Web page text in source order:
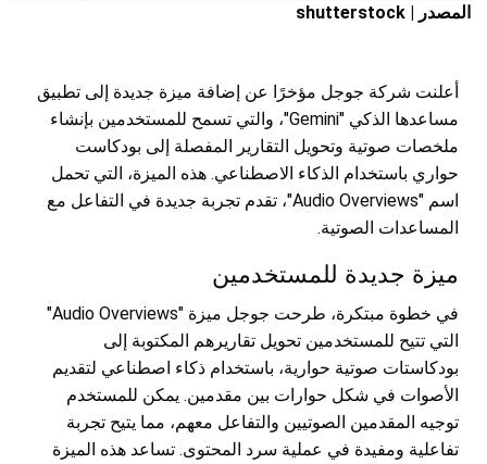
المصدر | shutterstock
أعلنت شركة جوجل مؤخرًا عن إضافة ميزة جديدة إلى تطبيق
مساعدها الذكي "Gemini"، والتي تسمح للمستخدمين بإنشاء
ملخصات صوتية وتحويل التقارير المفصلة إلى بودكاست
حواري باستخدام الذكاء الاصطناعي. هذه الميزة، التي تحمل
اسم "Audio Overviews"، تقدم تجربة جديدة في التفاعل مع
المساعدات الصوتية.
ميزة جديدة للمستخدمين
في خطوة مبتكرة، طرحت جوجل ميزة "Audio Overviews"
التي تتيح للمستخدمين تحويل تقاريرهم المكتوبة إلى
بودكاستات صوتية حوارية، باستخدام ذكاء اصطناعي لتقديم
الأصوات في شكل حوارات بين مقدمين. يمكن للمستخدم
توجيه المقدمين الصوتيين والتفاعل معهم، مما يتيح تجربة
تفاعلية ومفيدة في عملية سرد المحتوى. تساعد هذه الميزة